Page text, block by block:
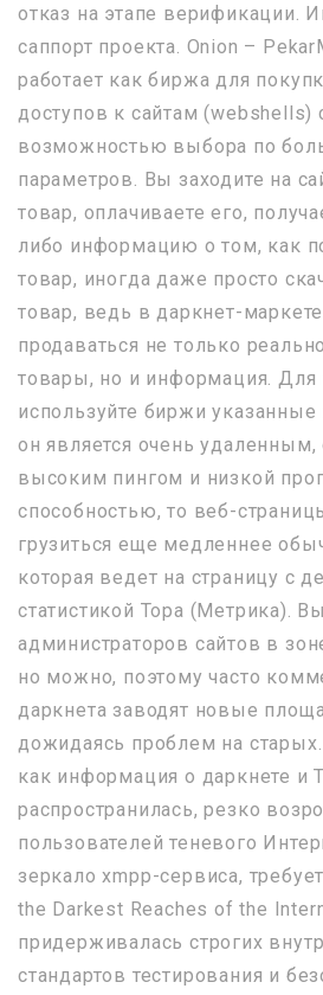
отказ на этапе верификации.
саппорт проекта. Onion –
работает как биржа для
доступов к сайтам (webshells)
возможностью выбора по
параметров. Вы заходите на
товар, оплачиваете его,
либо информацию о том, как
товар, иногда даже просто
товар, ведь в даркнет-
продаваться не только
товары, но и информация. Для
используйте биржи
он является очень удаленным,
высоким пингом и низкой
способностью, то веб-
грузиться еще медленнее
которая ведет на страницу с
статистикой Тора (Метрика).
администраторов сайтов в
но можно, поэтому часто
даркнета заводят новые
дожидаясь проблем на
как информация о даркнете и
распространилась, резко
пользователей теневого
зеркало xmpp-сервиса,
the Darkest Reaches of the
придерживалась строгих
стандартов тестирования и